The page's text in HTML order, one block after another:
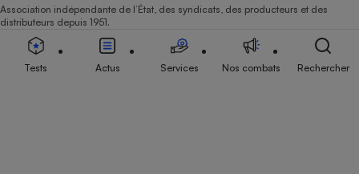
Association indépendante de l’État, des syndicats, des producteurs et des
distributeurs depuis 1951.
Tests Actus Services Nos combats Rechercher